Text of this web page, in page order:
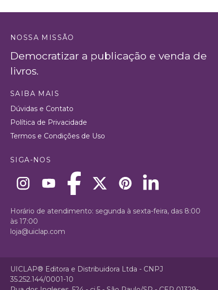
NOSSA MISSÃO
Democratizar a publicação e venda de
livros.
SAIBA MAIS
Dúvidas e Contato
Política de Privacidade
Termos e Condições de Uso
SIGA-NOS
Horário de atendimento: segunda à sexta-feira, das 8:00
às 17:00
loja@uiclap.com
UICLAP® Editora e Distribuidora Ltda - CNPJ
35.252.144/0001-10